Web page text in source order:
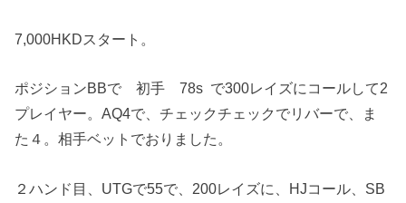
7,000HKDスタート。
ポジションBBで 初手 78s で300レイズにコールして2
プレイヤー。AQ4で、チェックチェックでリバーで、ま
た４。相手ベットでおりました。
２ハンド目、UTGで55で、200レイズに、HJコール、SB